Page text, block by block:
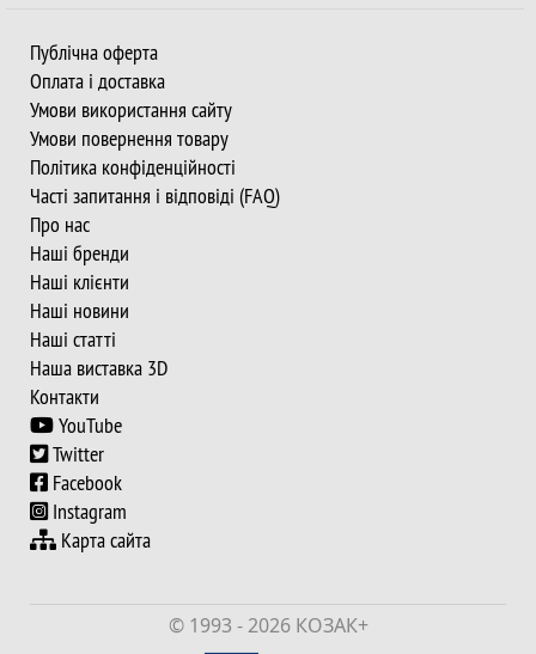
Публічна оферта
Оплата і доставка
Умови використання сайту
Умови повернення товару
Політика конфіденційності
Часті запитання і відповіді (FAQ)
Про нас
Наші бренди
Наші клієнти
Наші новини
Наші статті
Наша виставка 3D
Контакти
YouTube
Twitter
Facebook
Instagram
Карта сайта
© 1993 - 2026 КОЗАК+